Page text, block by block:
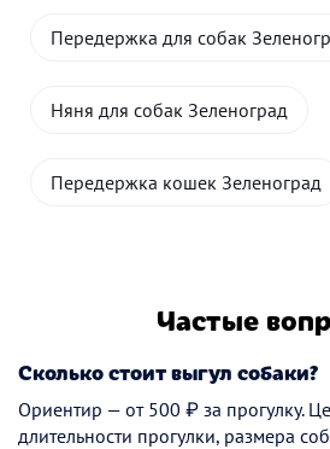
Передержка для собак
Няня для собак Зеленоград
Передержка кошек Зеленоград
Частые
Сколько стоит выгул собаки?
Ориентир — от 500 ₽ за прогулку.
длительности прогулки, размера